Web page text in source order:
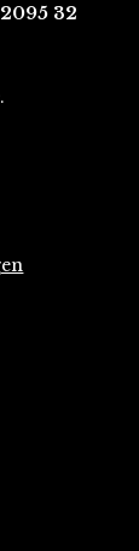
2095 32